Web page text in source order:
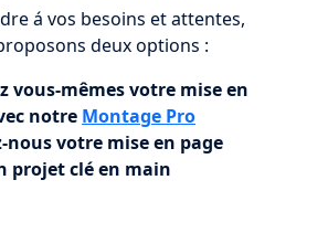
á vos besoins et attentes,
deux options :
vous-mêmes votre mise en
notre Montage Pro
nous votre mise en page
projet clé en main